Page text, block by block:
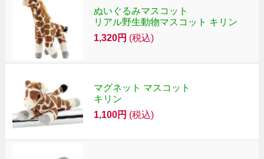
ぬいぐるみマスコット
リアル野生動物マスコット キリン
1,320円 (税込)
マグネット マスコット
キリン
1,100円 (税込)